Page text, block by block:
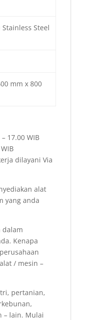
Steel
mm x 800
17.00 WIB
dilayani Via
alat
yang anda
dalam
Kenapa
/ mesin –
pertanian,
– lain. Mulai